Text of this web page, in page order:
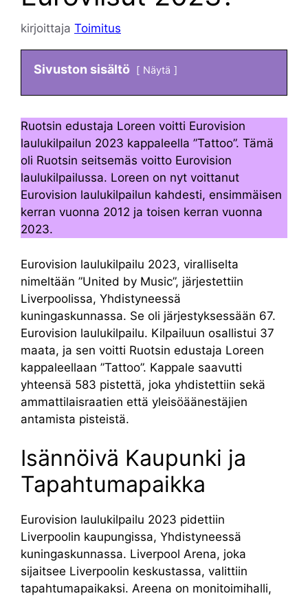
kirjoittaja Toimitus
Sivuston sisältö Näytä
Ruotsin edustaja Loreen voitti Eurovision
laulukilpailun 2023 kappaleella ”Tattoo”. Tämä
oli Ruotsin seitsemäs voitto Eurovision
laulukilpailussa. Loreen on nyt voittanut
Eurovision laulukilpailun kahdesti, ensimmäisen
kerran vuonna 2012 ja toisen kerran vuonna
2023.
Eurovision laulukilpailu 2023, viralliselta
nimeltään ”United by Music”, järjestettiin
Liverpoolissa, Yhdistyneessä
kuningaskunnassa. Se oli järjestyksessään 67.
Eurovision laulukilpailu. Kilpailuun osallistui 37
maata, ja sen voitti Ruotsin edustaja Loreen
kappaleellaan ”Tattoo”. Kappale saavutti
yhteensä 583 pistettä, joka yhdistettiin sekä
ammattilaisraatien että yleisöäänestäjien
antamista pisteistä.
Isännöivä Kaupunki ja
Tapahtumapaikka
Eurovision laulukilpailu 2023 pidettiin
Liverpoolin kaupungissa, Yhdistyneessä
kuningaskunnassa. Liverpool Arena, joka
sijaitsee Liverpoolin keskustassa, valittiin
tapahtumapaikaksi. Areena on monitoimihalli,